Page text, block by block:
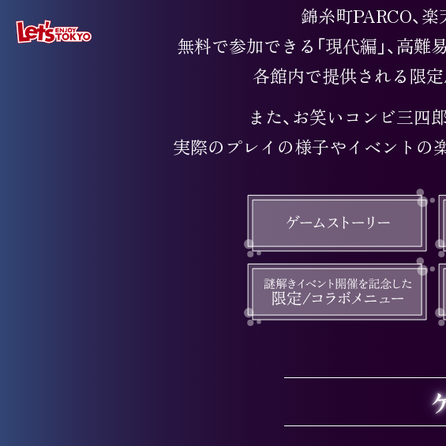
錦糸町PARCO、楽
無料で参加できる「現代編」、高難
各館内で提供される限
また、お笑いコンビ三四
実際のプレイの様子やイベントの